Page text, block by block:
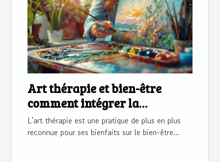
Art thérapie et bien-être
comment intégrer la
créativité dans la routine
quotidienne
L'art thérapie est une pratique de plus en plus
reconnue pour ses bienfaits sur le bien-être...